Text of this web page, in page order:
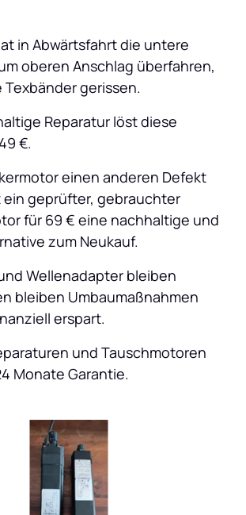
in Abwärtsfahrt die untere
oberen Anschlag überfahren,
gerissen.
Reparatur löst diese
€.
einen anderen Defekt
geprüfter, gebrauchter
für 69 € eine nachhaltige und
zum Neukauf.
Wellenadapter bleiben
bleiben Umbaumaßnahmen
erspart.
und Tauschmotoren
Monate Garantie.